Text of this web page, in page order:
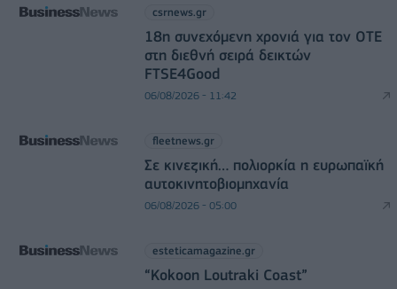
csrnews.gr
18η συνεχόμενη χρονιά για τον ΟΤΕ
στη διεθνή σειρά δεικτών
FTSE4Good
06/08/2026 - 11:42
fleetnews.gr
Σε κινεζική… πολιορκία η ευρωπαϊκή
αυτοκινητοβιομηχανία
06/08/2026 - 05:00
esteticamagazine.gr
“Kokoon Loutraki Coast”